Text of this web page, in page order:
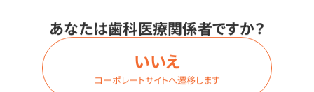
あなたは歯科医療関係者ですか？
いいえ
コーポレートサイトへ遷移します
甘味料としてキシリトールとステビアを使用したグレー
プ味のグミ。弾力があり噛みごたえがあります。3種類の
かわいいカエルの形があります。